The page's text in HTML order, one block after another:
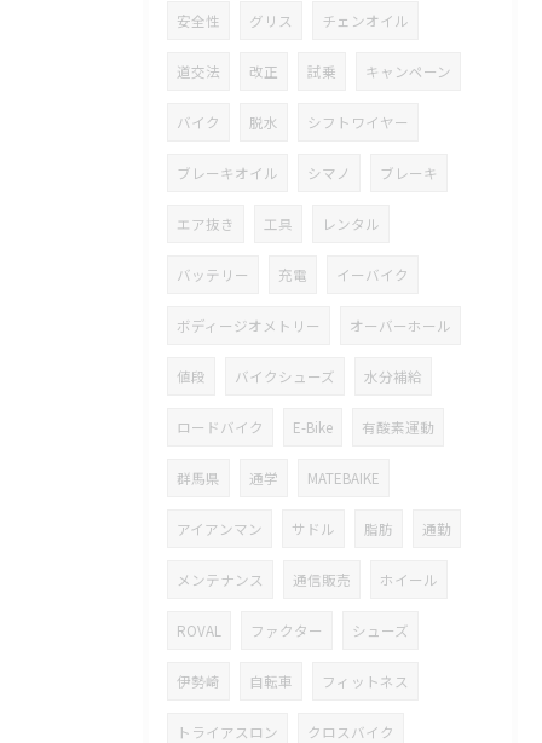
安全性 グリス チェンオイル
道交法 改正 試乗 キャンペーン
バイク 脱水 シフトワイヤー
ブレーキオイル シマノ ブレーキ
エア抜き 工具 レンタル
バッテリー 充電 イーバイク
ボディージオメトリー オーバーホール
値段 バイクシューズ 水分補給
ロードバイク E-Bike 有酸素運動
群馬県 通学 MATEBAIKE
アイアンマン サドル 脂肪 通勤
メンテナンス 通信販売 ホイール
ROVAL ファクター シューズ
伊勢崎 自転車 フィットネス
トライアスロン クロスバイク